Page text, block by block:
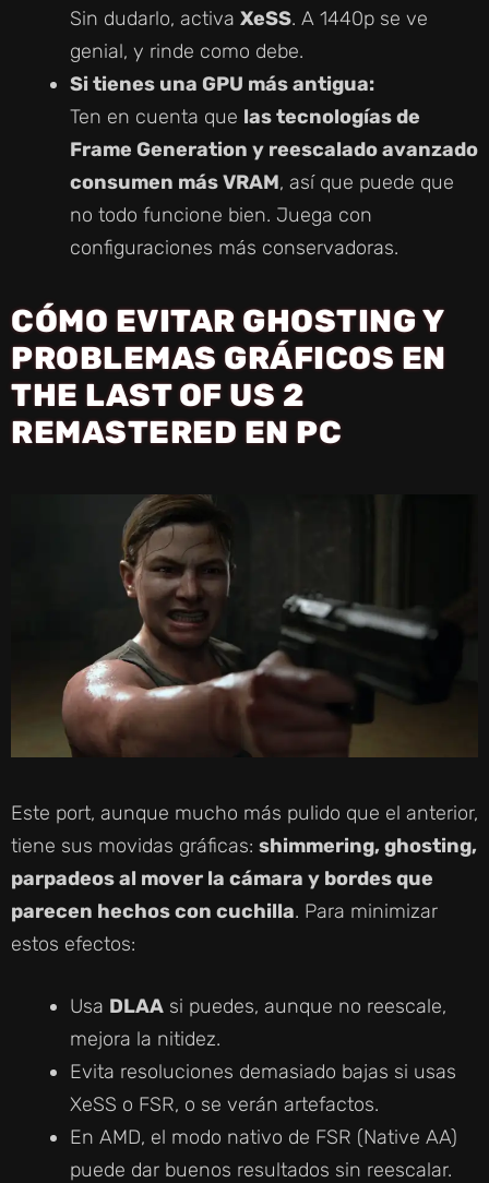
Sin dudarlo, activa XeSS. A 1440p se ve
genial, y rinde como debe.
Si tienes una GPU más antigua:
Ten en cuenta que las tecnologías de
Frame Generation y reescalado avanzado
consumen más VRAM, así que puede que
no todo funcione bien. Juega con
configuraciones más conservadoras.
CÓMO EVITAR GHOSTING Y
PROBLEMAS GRÁFICOS EN
THE LAST OF US 2
REMASTERED EN PC
Este port, aunque mucho más pulido que el anterior,
tiene sus movidas gráficas: shimmering, ghosting,
parpadeos al mover la cámara y bordes que
parecen hechos con cuchilla. Para minimizar
estos efectos:
Usa DLAA si puedes, aunque no reescale,
mejora la nitidez.
Evita resoluciones demasiado bajas si usas
XeSS o FSR, o se verán artefactos.
En AMD, el modo nativo de FSR (Native AA)
puede dar buenos resultados sin reescalar.